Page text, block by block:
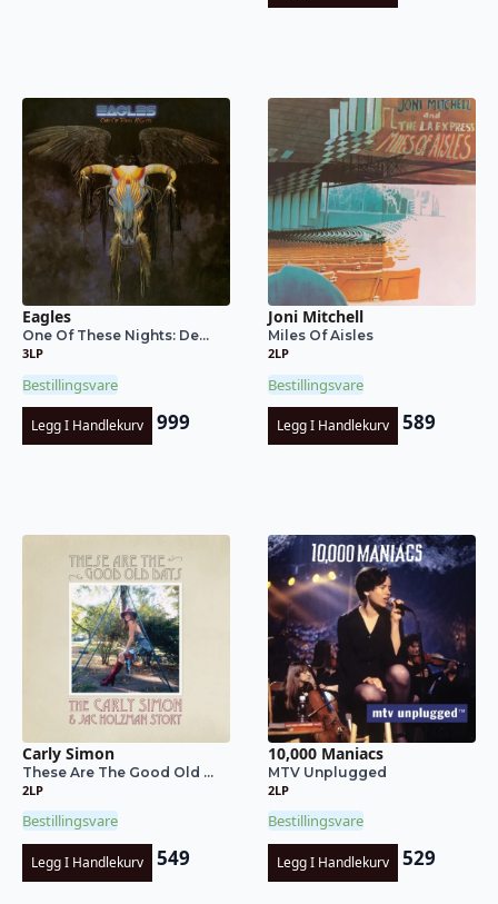
Eagles
One Of These Nights: De...
3LP
Bestillingsvare
Legg I Handlekurv 999
Joni Mitchell
Miles Of Aisles
2LP
Bestillingsvare
Legg I Handlekurv 589
Carly Simon
These Are The Good Old ...
2LP
Bestillingsvare
Legg I Handlekurv 549
10,000 Maniacs
MTV Unplugged
2LP
Bestillingsvare
Legg I Handlekurv 529